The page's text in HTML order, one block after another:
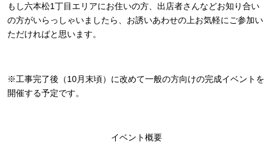
もし六本松1丁目エリアにお住いの方、出店者さんなどお知り合い
の方がいらっしゃいましたら、お誘いあわせの上お気軽にご参加い
ただければと思います。
※工事完了後（10月末頃）に改めて一般の方向けの完成イベントを
開催する予定です。
イベント概要